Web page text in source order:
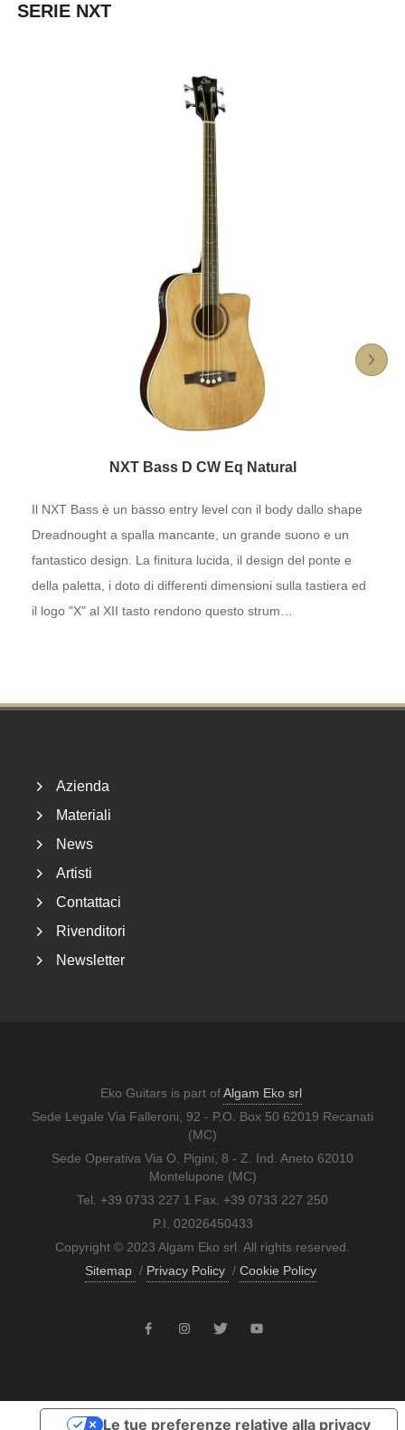
SERIE NXT
NXT Bass D CW Eq Natural
Il NXT Bass è un basso entry level con il body dallo shape
Dreadnought a spalla mancante, un grande suono e un
fantastico design. La finitura lucida, il design del ponte e
della paletta, i doto di differenti dimensioni sulla tastiera ed
il logo "X" al XII tasto rendono questo strum…
Azienda
Materiali
News
Artisti
Contattaci
Rivenditori
Newsletter
Eko Guitars is part ofAlgam Eko srl
Sede Legale Via Falleroni, 92 - P.O. Box 50 62019 Recanati
(MC)
Sede Operativa Via O. Pigini, 8 - Z. Ind. Aneto 62010
Montelupone (MC)
Tel. +39 0733 227 1 Fax. +39 0733 227 250
P.I. 02026450433
Copyright © 2023 Algam Eko srl. All rights reserved.
Sitemap / Privacy Policy / Cookie Policy
Le tue preferenze relative alla privacy